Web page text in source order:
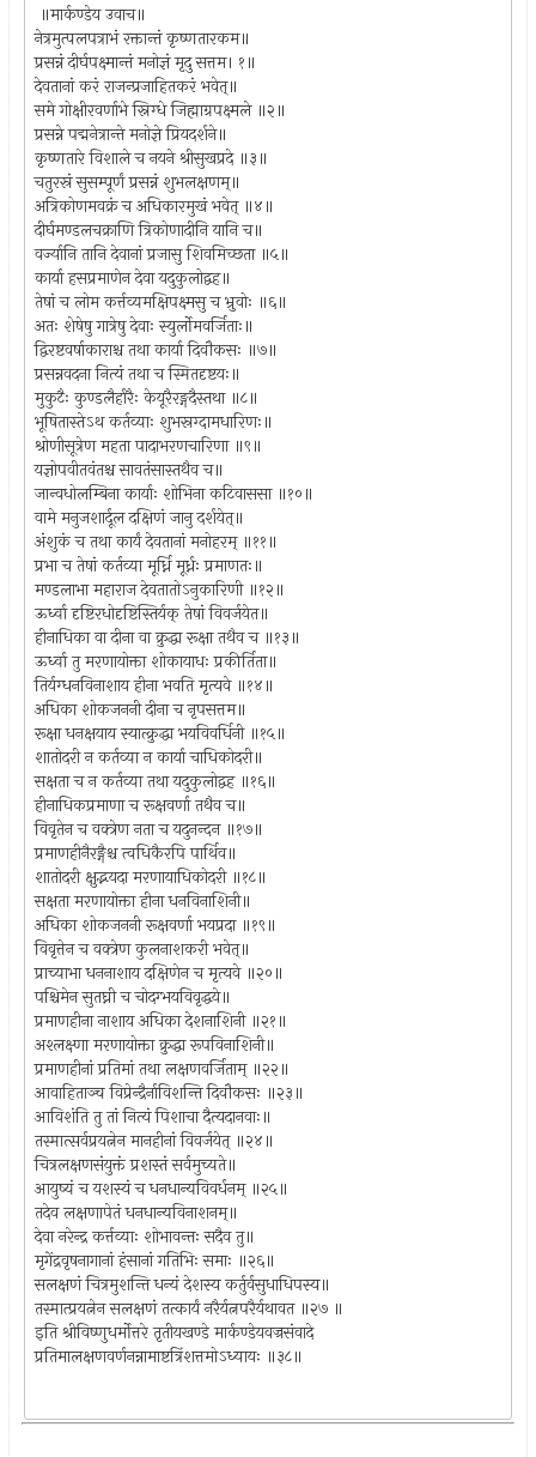
॥मार्कण्डेय उवाच॥
नेत्रमुत्पलपत्राभं रक्तान्तं कृष्णतारकम॥
प्रसन्नं दीर्घपक्ष्मान्तं मनोज्ञं मृदु सत्तम। १॥
देवतानां करं राजन्प्रजाहितकरं भवेत्॥
समे गोक्षीरवर्णाभे स्निग्धे जिह्माग्रपक्ष्मले ॥२॥
प्रसन्ने पद्मनेत्रान्ते मनोज्ञे प्रियदर्शने॥
कृष्णतारे विशाले च नयने श्रीसुखप्रदे ॥३॥
चतुरस्रं सुसम्पूर्णं प्रसन्नं शुभलक्षणम्॥
अत्रिकोणमवक्रं च अधिकारमुखं भवेत् ॥४॥
दीर्घमण्डलचक्राणि त्रिकोणादीनि यानि च॥
वर्ज्यानि तानि देवानां प्रजासु शिवमिच्छता ॥५॥
कार्या हसप्रमाणेन देवा यदुकुलोद्वह॥
तेषां च लोम कर्त्तव्यमक्षिपक्ष्मसु च भ्रुवोः ॥६॥
अतः शेषेषु गात्रेषु देवाः स्युर्लोमवर्जिताः॥
द्विरष्टवर्षाकाराश्च तथा कार्या दिवौकसः ॥७॥
प्रसन्नवदना नित्यं तथा च स्मितदृष्टयः॥
मुकुटैः कुण्डलैर्हारैः केयूरैरङ्गदैस्तथा ॥८॥
भूषितास्तेऽथ कर्तव्याः शुभस्रग्दामधारिणः॥
श्रोणीसूत्रेण महता पादाभरणचारिणा ॥९॥
यज्ञोपवीतवंतश्च सावतंसास्तथैव च॥
जान्वधोलम्बिना कार्याः शोभिना कटिवाससा ॥१०॥
वामे मनुजशार्दूल दक्षिणं जानु दर्शयेत्॥
अंशुकं च तथा कार्यं देवतानां मनोहरम् ॥११॥
प्रभा च तेषां कर्तव्या मूर्ध्नि मूर्ध्नः प्रमाणतः॥
मण्डलाभा महाराज देवतातोऽनुकारिणी ॥१२॥
ऊर्ध्वा दृष्टिरधोदृष्टिस्तिर्यक् तेषां विवर्जयेत॥
हीनाधिका वा दीना वा क्रुद्धा रूक्षा तथैव च ॥१३॥
ऊर्ध्वा तु मरणायोक्ता शोकायाधः प्रकीर्तिता॥
तिर्यग्धनविनाशाय हीना भवति मृत्यवे ॥१४॥
अधिका शोकजननी दीना च नृपसत्तम॥
रूक्षा धनक्षयाय स्यात्क्रुद्धा भयविवर्धिनी ॥१५॥
शातोदरी न कर्तव्या न कार्या चाधिकोदरी॥
सक्षता च न कर्तव्या तथा यदुकुलोद्वह ॥१६॥
हीनाधिकप्रमाणा च रूक्षवर्णा तथैव च॥
विवृतेन च वक्त्रेण नता च यदुनन्दन ॥१७॥
प्रमाणहीनैरङ्गैश्च त्वधिकैरपि पार्थिव॥
शातोदरी क्षुद्भयदा मरणायाधिकोदरी ॥१८॥
सक्षता मरणायोक्ता हीना धनविनाशिनी॥
अधिका शोकजननी रूक्षवर्णा भयप्रदा ॥१९॥
विवृत्तेन च वक्त्रेण कुलनाशकरी भवेत्॥
प्राच्याभा धननाशाय दक्षिणेन च मृत्यवे ॥२०॥
पश्चिमेन सुतघ्नी च चोदग्भयविवृद्धये॥
प्रमाणहीना नाशाय अधिका देशनाशिनी ॥२१॥
अश्लक्ष्णा मरणायोक्ता क्रुद्धा रूपविनाशिनी॥
प्रमाणहीनां प्रतिमां तथा लक्षणवर्जिताम् ॥२२॥
आवाहिताञ्च विप्रेन्द्रैर्नाविशन्ति दिवौकसः ॥२३॥
आविशंति तु तां नित्यं पिशाचा दैत्यदानवाः॥
तस्मात्सर्वप्रयत्नेन मानहीनां विवर्जयेत् ॥२४॥
चित्रलक्षणसंयुक्तं प्रशस्तं सर्वमुच्यते॥
आयुष्यं च यशस्यं च धनधान्यविवर्धनम् ॥२५॥
तदेव लक्षणापेतं धनधान्यविनाशनम्॥
देवा नरेन्द्र कर्त्तव्याः शोभावन्तः सदैव तु॥
मृगेंद्रवृषनागानां हंसानां गतिभिः समाः ॥२६॥
सलक्षणं चित्रमुशन्ति धन्यं देशस्य कर्तुर्वसुधाधिपस्य॥
तस्मात्प्रयत्नेन सलक्षणं तत्कार्यं नरैर्यत्नपरैर्यथावत ॥२७ ॥
इति श्रीविष्णुधर्मोत्तरे तृतीयखण्डे मार्कण्डेयवज्रसंवादे
प्रतिमालक्षणवर्णनन्नामाष्टत्रिंशत्तमोऽध्यायः ॥३८॥